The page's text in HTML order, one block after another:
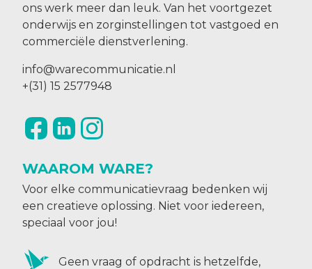
ons werk meer dan leuk. Van het voortgezet
onderwijs en zorginstellingen tot vastgoed en
commerciële dienstverlening.
info@warecommunicatie.nl
+(31) 15 2577948
WAAROM WARE?
Voor elke communicatievraag bedenken wij
een creatieve oplossing. Niet voor iedereen,
speciaal voor jou!
Geen vraag of opdracht is hetzelfde,